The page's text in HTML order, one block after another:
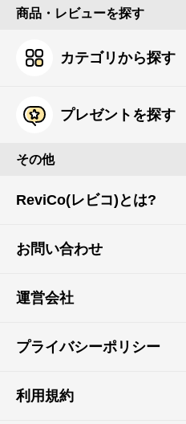
商品・レビューを探す
カテゴリから探す
プレゼントを探す
その他
ReviCo(レビコ)とは?
お問い合わせ
運営会社
プライバシーポリシー
利用規約